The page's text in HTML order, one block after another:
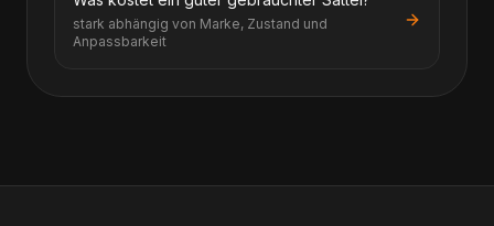
stark abhängig von Marke, Zustand und
Anpassbarkeit